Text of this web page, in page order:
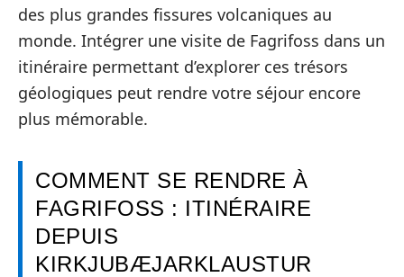
des plus grandes fissures volcaniques au
monde. Intégrer une visite de Fagrifoss dans un
itinéraire permettant d’explorer ces trésors
géologiques peut rendre votre séjour encore
plus mémorable.
COMMENT SE RENDRE À
FAGRIFOSS : ITINÉRAIRE
DEPUIS
KIRKJUBÆJARKLAUSTUR